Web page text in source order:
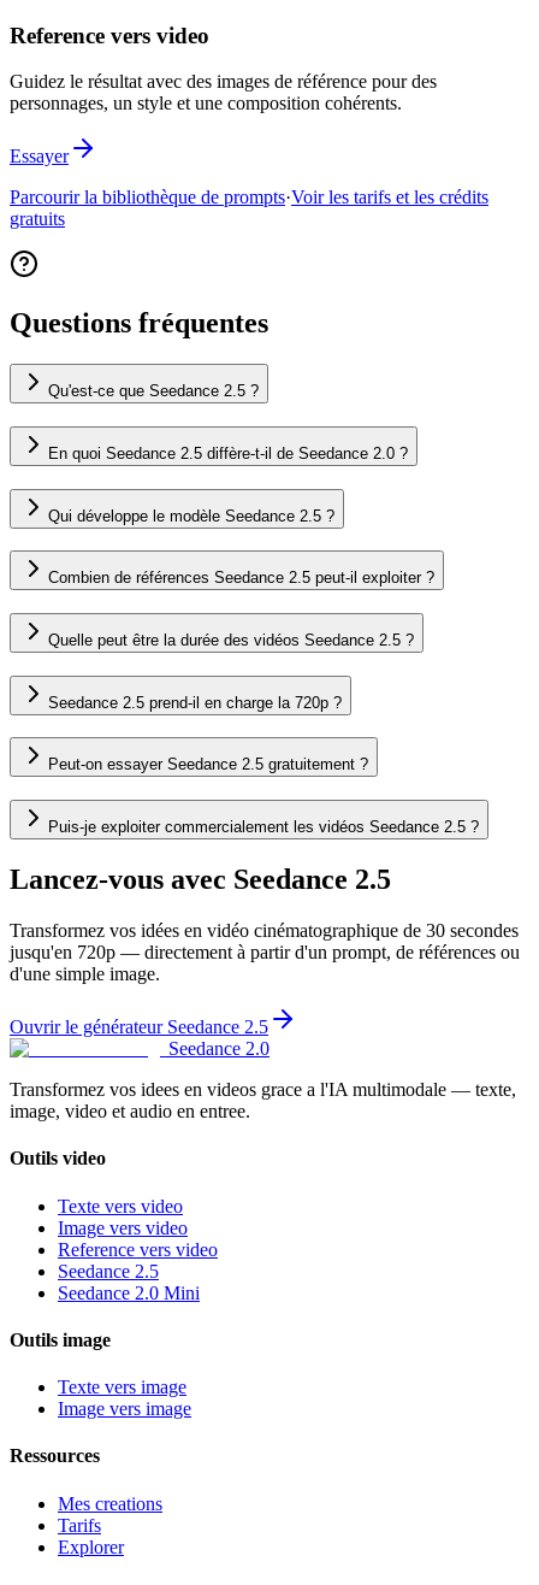
Reference vers video
Guidez le résultat avec des images de référence pour des
personnages, un style et une composition cohérents.
Essayer
Parcourir la bibliothèque de prompts·Voir les tarifs et les crédits
gratuits
Questions fréquentes
Qu'est-ce que Seedance 2.5 ?
En quoi Seedance 2.5 diffère-t-il de Seedance 2.0 ?
Qui développe le modèle Seedance 2.5 ?
Combien de références Seedance 2.5 peut-il exploiter ?
Quelle peut être la durée des vidéos Seedance 2.5 ?
Seedance 2.5 prend-il en charge la 720p ?
Peut-on essayer Seedance 2.5 gratuitement ?
Puis-je exploiter commercialement les vidéos Seedance 2.5 ?
Lancez-vous avec Seedance 2.5
Transformez vos idées en vidéo cinématographique de 30 secondes
jusqu'en 720p — directement à partir d'un prompt, de références ou
d'une simple image.
Ouvrir le générateur Seedance 2.5
Seedance 2.0
Transformez vos idees en videos grace a l'IA multimodale — texte,
image, video et audio en entree.
Outils video
Texte vers video
Image vers video
Reference vers video
Seedance 2.5
Seedance 2.0 Mini
Outils image
Texte vers image
Image vers image
Ressources
Mes creations
Tarifs
Explorer